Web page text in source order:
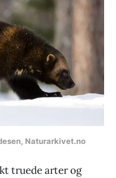
Naturarkivet.no
truede arter og